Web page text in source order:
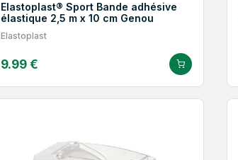
Elastoplast® Sport Bande adhésive
élastique 2,5 m x 10 cm Genou
Elastoplast
9.99 €